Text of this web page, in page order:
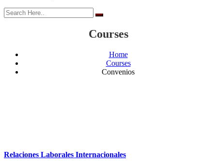
Courses
Home
Courses
Convenios
Relaciones Laborales Internacionales